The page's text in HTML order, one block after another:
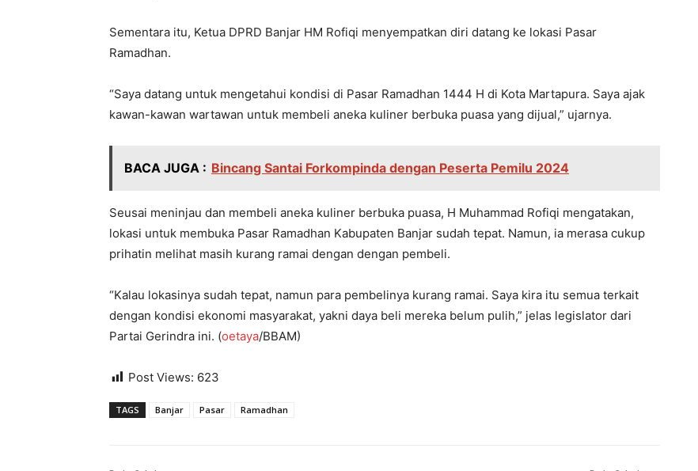
Sementara itu, Ketua DPRD Banjar HM Rofiqi menyempatkan diri datang ke lokasi Pasar
Ramadhan.
“Saya datang untuk mengetahui kondisi di Pasar Ramadhan 1444 H di Kota Martapura. Saya ajak
kawan-kawan wartawan untuk membeli aneka kuliner berbuka puasa yang dijual,” ujarnya.
BACA JUGA : Bincang Santai Forkompinda dengan Peserta Pemilu 2024
Seusai meninjau dan membeli aneka kuliner berbuka puasa, H Muhammad Rofiqi mengatakan,
lokasi untuk membuka Pasar Ramadhan Kabupaten Banjar sudah tepat. Namun, ia merasa cukup
prihatin melihat masih kurang ramai dengan dengan pembeli.
“Kalau lokasinya sudah tepat, namun para pembelinya kurang ramai. Saya kira itu semua terkait
dengan kondisi ekonomi masyarakat, yakni daya beli mereka belum pulih,” jelas legislator dari
Partai Gerindra ini. (oetaya/BBAM)
Post Views: 623
TAGS Banjar Pasar Ramadhan